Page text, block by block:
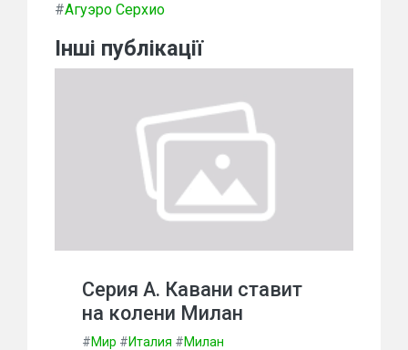
#Агуэро Серхио
Інші публікації
Серия А. Кавани ставит
на колени Милан
#Мир #Италия #Милан